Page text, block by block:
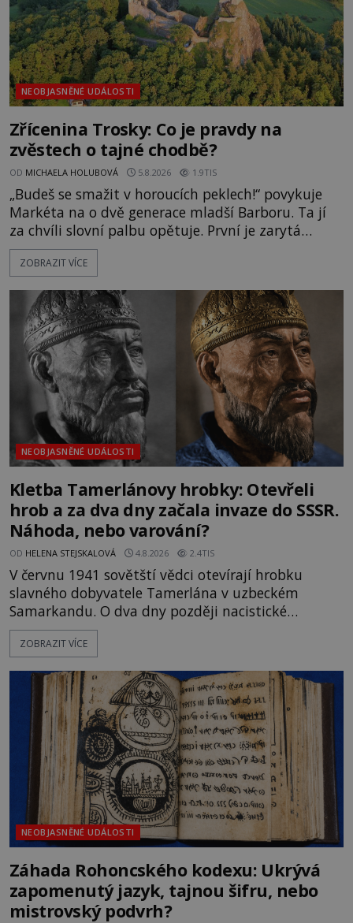
NEOBJASNĚNÉ UDÁLOSTI
Zřícenina Trosky: Co je pravdy na
zvěstech o tajné chodbě?
OD MICHAELA HOLUBOVÁ 5.8.2026 1.9TIS
„Budeš se smažit v horoucích peklech!“ povykuje
Markéta na o dvě generace mladší Barboru. Ta jí
za chvíli slovní palbu opětuje. První je zarytá
katolička, druhá přesvědčená kališnice. A každá z
nich se usídlí na jedné z věží slavného hradu
mezi vůdce protihusitského boje. Za manželku má
skutečně jistou
ZOBRAZIT VÍCE
NEOBJASNĚNÉ UDÁLOSTI
Kletba Tamerlánovy hrobky: Otevřeli
hrob a za dva dny začala invaze do SSSR.
Náhoda, nebo varování?
OD HELENA STEJSKALOVÁ 4.8.2026 2.4TIS
V červnu 1941 sovětští vědci otevírají hrobku
slavného dobyvatele Tamerlána v uzbeckém
Samarkandu. O dva dny později nacistické
Německo zahajuje operaci Barbarossa a napadá
Sovětský svaz. Shoda dat je natolik zarážející, že se
na legendě něco pravdy, nebo jde jen o fascinující
souhru okolností? Když antropolog Michail
Gerasimov (1907-1970) a
ZOBRAZIT VÍCE
NEOBJASNĚNÉ UDÁLOSTI
Záhada Rohoncského kodexu: Ukrývá
zapomenutý jazyk, tajnou šifru, nebo
mistrovský podvrh?